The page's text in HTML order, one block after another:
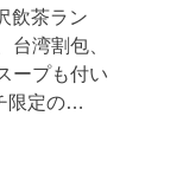
飲茶ラン
台湾割包、
ープも付い
限定の…